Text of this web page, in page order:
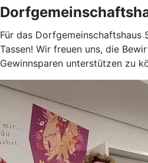
Für das Dorfgemeinschaftshaus
Tassen! Wir freuen uns, die
Gewinnsparen unterstützen zu